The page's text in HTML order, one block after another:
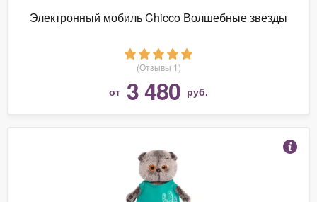
Электронный мобиль Chicco Волшебные звезды
(Отзывы 1)
от 3 480 руб.